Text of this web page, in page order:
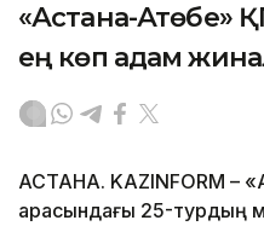
«Астана-
ең көп адам
АСТАНА. KAZINFORM –
арасындағы 25-турдың